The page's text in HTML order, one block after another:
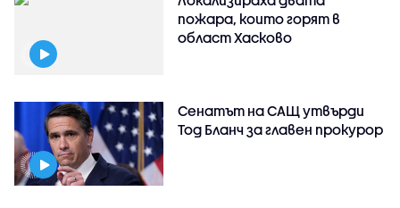
пожара, които горят в
област Хасково
Сенатът на САЩ утвърди
Тод Бланч за главен прокурор